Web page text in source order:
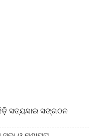
ସତ୍ୟସାଇ ସଙ୍ଗଠନ